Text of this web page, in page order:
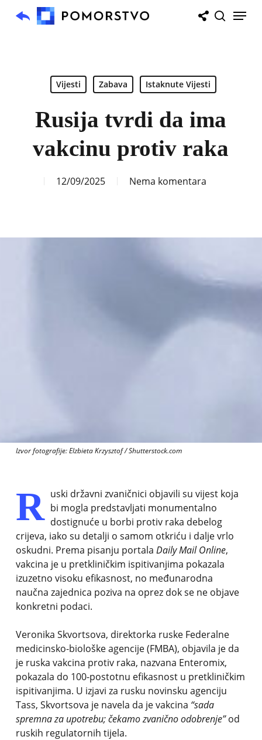
Menu
Vijesti Zabava Istaknute Vijesti
Rusija tvrdi da ima
vakcinu protiv raka
12/09/2025 Nema komentara
Izvor fotografije: Elzbieta Krzysztof / Shutterstock.com
R uski državni zvaničnici objavili su vijest koja
bi mogla predstavljati monumentalno
dostignuće u borbi protiv raka debelog
crijeva, iako su detalji o samom otkriću i dalje vrlo
oskudni. Prema pisanju portala Daily Mail Online,
vakcina je u pretkliničkim ispitivanjima pokazala
izuzetno visoku efikasnost, no međunarodna
naučna zajednica poziva na oprez dok se ne objave
konkretni podaci.
Veronika Skvortsova, direktorka ruske Federalne
medicinsko-biološke agencije (FMBA), objavila je da
je ruska vakcina protiv raka, nazvana Enteromix,
pokazala do 100-postotnu efikasnost u pretkliničkim
ispitivanjima. U izjavi za rusku novinsku agenciju
Tass, Skvortsova je navela da je vakcina “sada
spremna za upotrebu; čekamo zvanično odobrenje”od
ruskih regulatornih tijela.